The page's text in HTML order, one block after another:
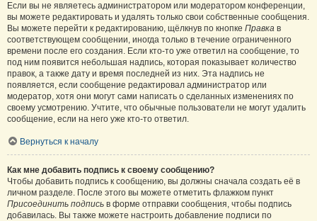
Если вы не являетесь администратором или модератором конференции,
вы можете редактировать и удалять только свои собственные сообщения.
Вы можете перейти к редактированию, щёлкнув по кнопке Правка в
соответствующем сообщении, иногда только в течение ограниченного
времени после его создания. Если кто-то уже ответил на сообщение, то
под ним появится небольшая надпись, которая показывает количество
правок, а также дату и время последней из них. Эта надпись не
появляется, если сообщение редактировал администратор или
модератор, хотя они могут сами написать о сделанных изменениях по
своему усмотрению. Учтите, что обычные пользователи не могут удалить
сообщение, если на него уже кто-то ответил.
Вернуться к началу
Как мне добавить подпись к своему сообщению?
Чтобы добавить подпись к сообщению, вы должны сначала создать её в
личном разделе. После этого вы можете отметить флажком пункт
Присоединить подпись в форме отправки сообщения, чтобы подпись
добавилась. Вы также можете настроить добавление подписи по